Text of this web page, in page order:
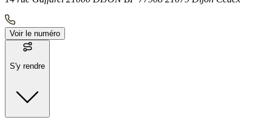
Voir le numéro
S'y rendre